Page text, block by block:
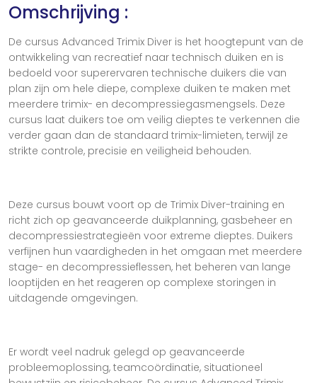
Omschrijving :
De cursus Advanced Trimix Diver is het hoogtepunt van de
ontwikkeling van recreatief naar technisch duiken en is
bedoeld voor superervaren technische duikers die van
plan zijn om hele diepe, complexe duiken te maken met
meerdere trimix- en decompressiegasmengsels. Deze
cursus laat duikers toe om veilig dieptes te verkennen die
verder gaan dan de standaard trimix-limieten, terwijl ze
strikte controle, precisie en veiligheid behouden.
Deze cursus bouwt voort op de Trimix Diver-training en
richt zich op geavanceerde duikplanning, gasbeheer en
decompressiestrategieën voor extreme dieptes. Duikers
verfijnen hun vaardigheden in het omgaan met meerdere
stage- en decompressieflessen, het beheren van lange
looptijden en het reageren op complexe storingen in
uitdagende omgevingen.
Er wordt veel nadruk gelegd op geavanceerde
probleemoplossing, teamcoördinatie, situationeel